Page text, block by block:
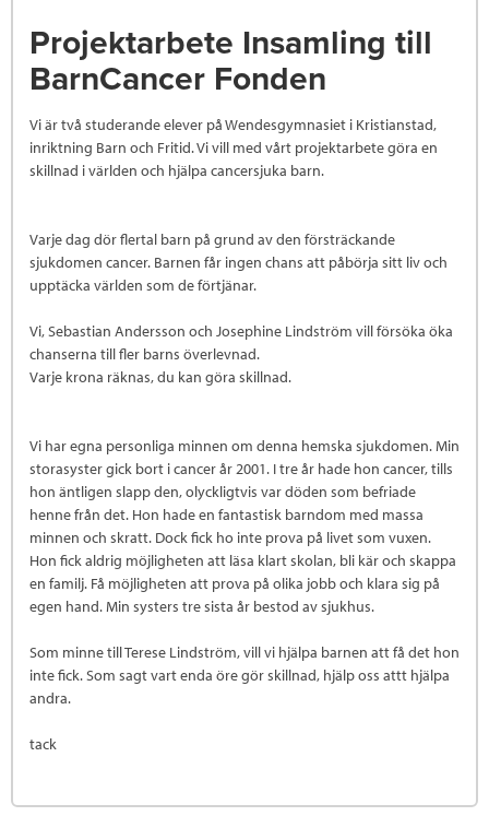
Projektarbete Insamling till
BarnCancer Fonden
Vi är två studerande elever på Wendesgymnasiet i Kristianstad,
inriktning Barn och Fritid. Vi vill med vårt projektarbete göra en
skillnad i världen och hjälpa cancersjuka barn.
Varje dag dör flertal barn på grund av den försträckande
sjukdomen cancer. Barnen får ingen chans att påbörja sitt liv och
upptäcka världen som de förtjänar.
Vi, Sebastian Andersson och Josephine Lindström vill försöka öka
chanserna till fler barns överlevnad.
Varje krona räknas, du kan göra skillnad.
Vi har egna personliga minnen om denna hemska sjukdomen. Min
storasyster gick bort i cancer år 2001. I tre år hade hon cancer, tills
hon äntligen slapp den, olyckligtvis var döden som befriade
henne från det. Hon hade en fantastisk barndom med massa
minnen och skratt. Dock fick ho inte prova på livet som vuxen.
Hon fick aldrig möjligheten att läsa klart skolan, bli kär och skappa
en familj. Få möjligheten att prova på olika jobb och klara sig på
egen hand. Min systers tre sista år bestod av sjukhus.
Som minne till Terese Lindström, vill vi hjälpa barnen att få det hon
inte fick. Som sagt vart enda öre gör skillnad, hjälp oss attt hjälpa
andra.
tack